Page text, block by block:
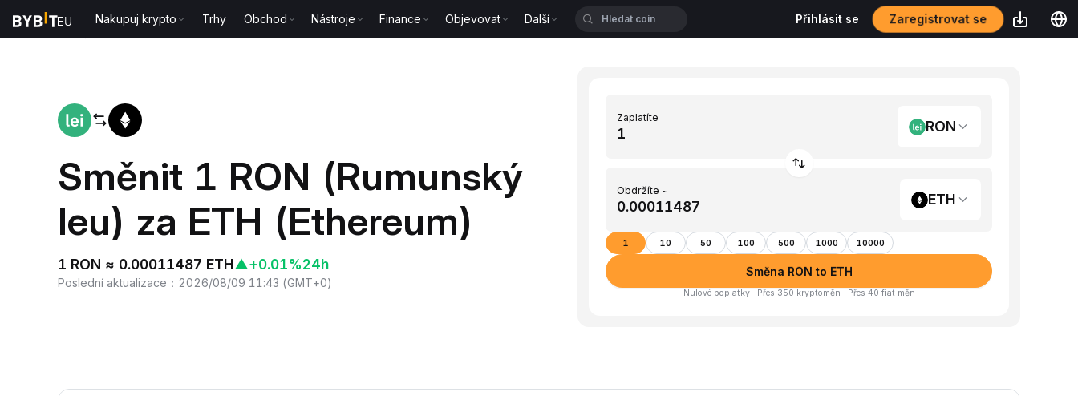
Nakupuj krypto Trhy Obchod Nástroje Finance Objevovat Další Přihlásit se Zaregistrovat se
Směnit 1 RON (Rumunský
leu) za ETH (Ethereum)
1 RON ≈ 0.00011487 ETH▲+0.01%24h
Poslední aktualizace ： 2026/08/09 11:43 (GMT+0)
Zaplatíte
RON
Obdržíte ~
ETH
1 10 50 100 500 1000 10000
Směna RON to ETH
Nulové poplatky · Přes 350 kryptoměn · Přes 40 fiat měn